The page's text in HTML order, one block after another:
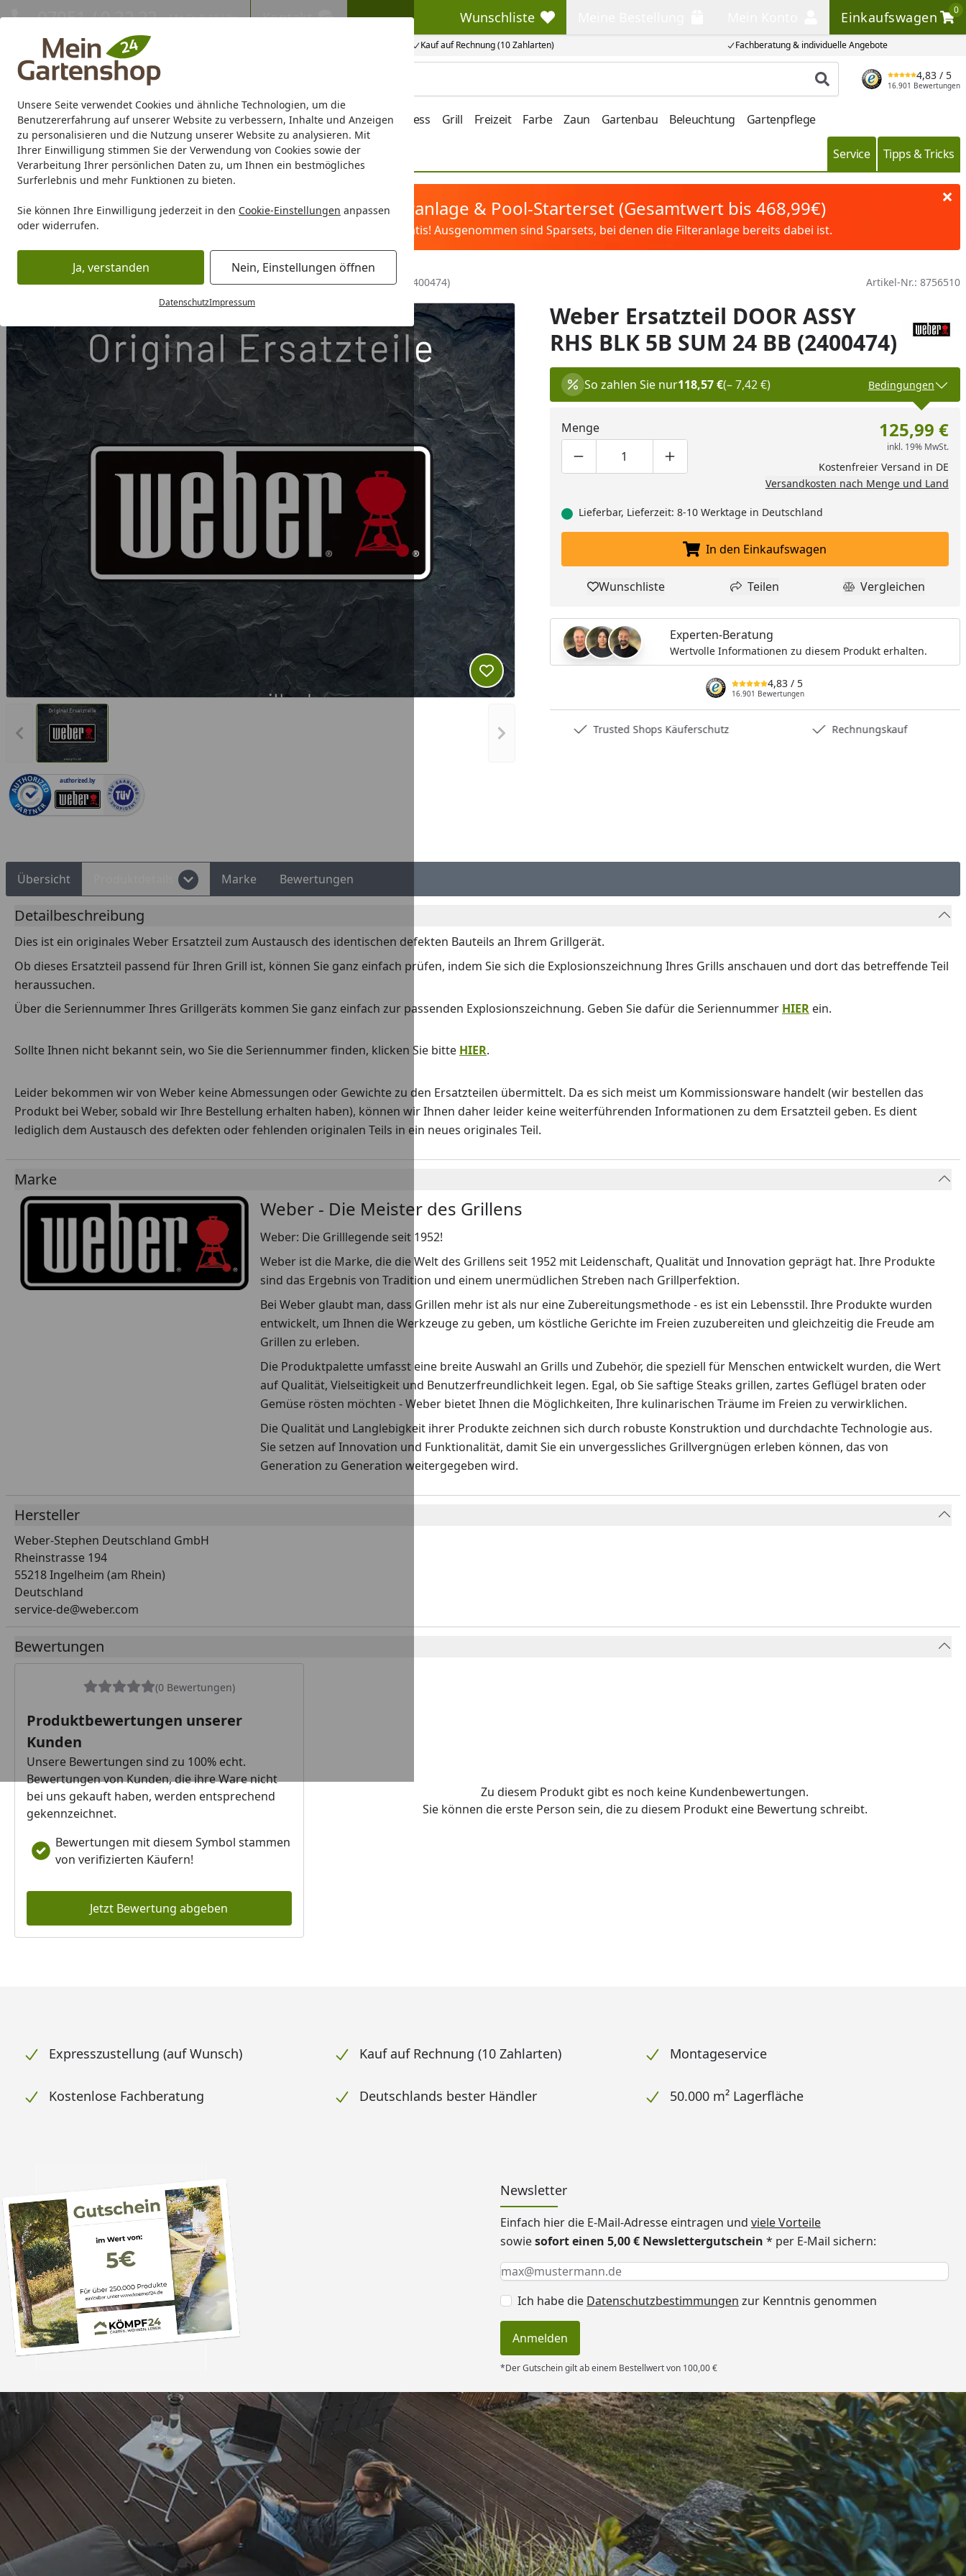
Unsere Seite verwendet Cookies und ähnliche Technologien, um die
Benutzererfahrung auf unserer Website zu verbessern, Inhalte und Anzeigen
zu personalisieren und die Nutzung unserer Website zu analysieren. Mit
Ihrer Einwilligung stimmen Sie der Verwendung von Cookies sowie der
Verarbeitung Ihrer persönlichen Daten zu, um Ihnen ein bestmögliches
Surferlebnis und mehr Funktionen zu bieten.
Sie können Ihre Einwilligung jederzeit in den Cookie-Einstellungen anpassen
oder widerrufen.
Ja, verstanden Nein, Einstellungen öffnen
DatenschutzImpressum
Eigene Montage-Teams Kauf auf Rechnung (10 Zahlarten) Fachberatung & individuelle Angebote
07051 / 9 22 22 Mo-Fr. 8-16 Uhr Kontakt Wunschliste
Wunschliste Einkaufswagen
0
Einkaufswagen
Produkt suchen
4,83 / 5
16.901 Bewertungen
Gartenhaus Gerätehaus Gewächshaus Carport/Garage/Vordach Wellness Grill Freizeit Farbe Zaun Gartenbau Beleuchtung Gartenpflege
Marken Sale % Service Tipps & Tricks
Karibu Pools inkl. gratis Sandfilteranlage & Pool-Starterset (Gesamtwert bis 468,99€)
Dein Traumpool im Sorglos-Paket: Filter&Pflege gratis! Ausgenommen sind Sparsets, bei denen die Filteranlage bereits dabei ist.
Grill Grill Ersatzteile Weber Ersatzteil DOOR ASSY RHS BLK 5B SUM 24 BB (2400474) Artikel-Nr.: 8756510
Vorheriges Bild anzeigen Nächstes Bild anzeigen
Produkt zur Wunschliste hinzufügen
authorized.by
Weber Ersatzteil DOOR ASSY
RHS BLK 5B SUM 24 BB (2400474)
So zahlen Sie nur118,57 €(– 7,42 €) Bedingungen
Menge
Produktmenge um eins verringern
Produktmenge manuell eingeben
Produktmenge um eins erhöhen
125,99 €
inkl. 19% MwSt.
Kostenfreier Versand in DE
Versandkosten nach Menge und Land
Lieferbar, Lieferzeit: 8-10 Werktage in Deutschland
In den Einkaufswagen legen
In den Einkaufswagen
Produkt zur Wunschliste hinzufügen
Wunschliste Teilen
Teilen Produkt
Vergleichen
Experten-Beratung
Wertvolle Informationen zu diesem Produkt erhalten.
4,83 / 5
16.901 Bewertungen
Deutschlands bester Händler Trusted Shops Käuferschutz Rechnungskauf
Übersicht Marke Bewertungen
Detailbeschreibung
Dies ist ein originales Weber Ersatzteil zum Austausch des identischen defekten Bauteils an Ihrem Grillgerät.
Ob dieses Ersatzteil passend für Ihren Grill ist, können Sie ganz einfach prüfen, indem Sie sich die Explosionszeichnung Ihres Grills anschauen und dort das betreffende Teil
heraussuchen.
Über die Seriennummer Ihres Grillgeräts kommen Sie ganz einfach zur passenden Explosionszeichnung. Geben Sie dafür die Seriennummer HIER ein.
Sollte Ihnen nicht bekannt sein, wo Sie die Seriennummer finden, klicken Sie bitte HIER.
Leider bekommen wir von Weber keine Abmessungen oder Gewichte zu den Ersatzteilen übermittelt. Da es sich meist um Kommissionsware handelt (wir bestellen das
Produkt bei Weber, sobald wir Ihre Bestellung erhalten haben), können wir Ihnen daher leider keine weiterführenden Informationen zu dem Ersatzteil geben. Es dient
lediglich dem Austausch des defekten oder fehlenden originalen Teils in ein neues originales Teil.
Marke
Weber - Die Meister des Grillens
Weber: Die Grilllegende seit 1952!
Weber ist die Marke, die die Welt des Grillens seit 1952 mit Leidenschaft, Qualität und Innovation geprägt hat. Ihre Produkte
sind das Ergebnis von Tradition und einem unermüdlichen Streben nach Grillperfektion.
Bei Weber glaubt man, dass Grillen mehr ist als nur eine Zubereitungsmethode - es ist ein Lebensstil. Ihre Produkte wurden
entwickelt, um Ihnen die Werkzeuge zu geben, um köstliche Gerichte im Freien zuzubereiten und gleichzeitig die Freude am
Grillen zu erleben.
Die Produktpalette umfasst eine breite Auswahl an Grills und Zubehör, die speziell für Menschen entwickelt wurden, die Wert
auf Qualität, Vielseitigkeit und Benutzerfreundlichkeit legen. Egal, ob Sie saftige Steaks grillen, zartes Geflügel braten oder
Gemüse rösten möchten - Weber bietet Ihnen die Möglichkeiten, Ihre kulinarischen Träume im Freien zu verwirklichen.
Die Qualität und Langlebigkeit ihrer Produkte zeichnen sich durch robuste Konstruktion und durchdachte Technologie aus.
Sie setzen auf Innovation und Funktionalität, damit Sie ein unvergessliches Grillvergnügen erleben können, das von
Generation zu Generation weitergegeben wird.
Hersteller
Weber-Stephen Deutschland GmbH
Rheinstrasse 194
55218 Ingelheim (am Rhein)
Deutschland
service-de@weber.com
Bewertungen
(0 Bewertungen)
Produktbewertungen unserer
Kunden
Unsere Bewertungen sind zu 100% echt.
Bewertungen von Kunden, die ihre Ware nicht
bei uns gekauft haben, werden entsprechend
gekennzeichnet.
Bewertungen mit diesem Symbol stammen
von verifizierten Käufern!
Jetzt Bewertung abgeben
Zu diesem Produkt gibt es noch keine Kundenbewertungen.
Sie können die erste Person sein, die zu diesem Produkt eine Bewertung schreibt.
Expresszustellung (auf Wunsch) Kauf auf Rechnung (10 Zahlarten) Montageservice
Kostenlose Fachberatung Deutschlands bester Händler 50.000 m² Lagerfläche
Newsletter
Einfach hier die E-Mail-Adresse eintragen und viele Vorteile
sowiesofort einen 5,00 € Newslettergutschein * per E-Mail sichern:
Keine Eingabe erforderlich
Eingabe erforderlich
E-Mail *
Ich habe die Datenschutzbestimmungen zur Kenntnis genommen
Anmelden
*Der Gutschein gilt ab einem Bestellwert von 100,00 €
Trusted Shops
4,83/ 5
16.901 Bewertungen
„Super schnell gelifert. Ware passt
100%. Alles wie beschrieben. Dank
“
06.08.2026
Versand